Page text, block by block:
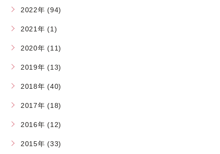
2022年 (94)
2021年 (1)
2020年 (11)
2019年 (13)
2018年 (40)
2017年 (18)
2016年 (12)
2015年 (33)